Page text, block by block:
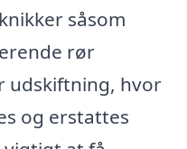
såsom
rør
udskiftning, hvor
og erstattes